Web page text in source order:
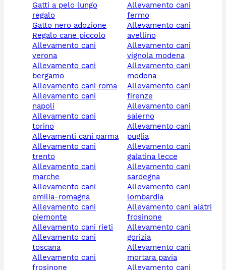
gatti a pelo lungo
regalo
gatto nero adozione
regalo cane piccolo
allevamento cani
verona
allevamento cani
bergamo
allevamento cani roma
allevamento cani
napoli
allevamento cani
torino
allevamenti cani parma
allevamento cani
trento
allevamento cani
marche
allevamento cani
emilia-romagna
allevamento cani
piemonte
allevamento cani rieti
allevamento cani
toscana
allevamento cani
frosinone
allevamento cani
fermo
allevamento cani
avellino
allevamento cani
vignola modena
allevamento cani
modena
allevamento cani
firenze
allevamento cani
salerno
allevamento cani
puglia
allevamento cani
galatina lecce
allevamento cani
sardegna
allevamento cani
lombardia
allevamento cani alatri
frosinone
allevamento cani
gorizia
allevamento cani
mortara pavia
allevamento cani